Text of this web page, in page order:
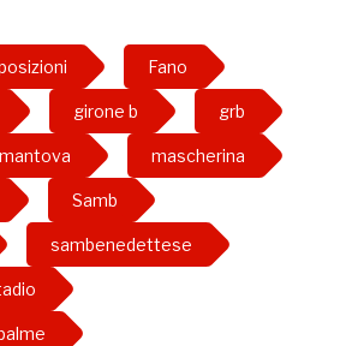
Fano
girone b grb
mantova mascherina
Samb
sambenedettese